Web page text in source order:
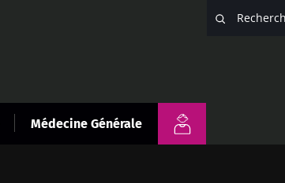
Médecine Générale